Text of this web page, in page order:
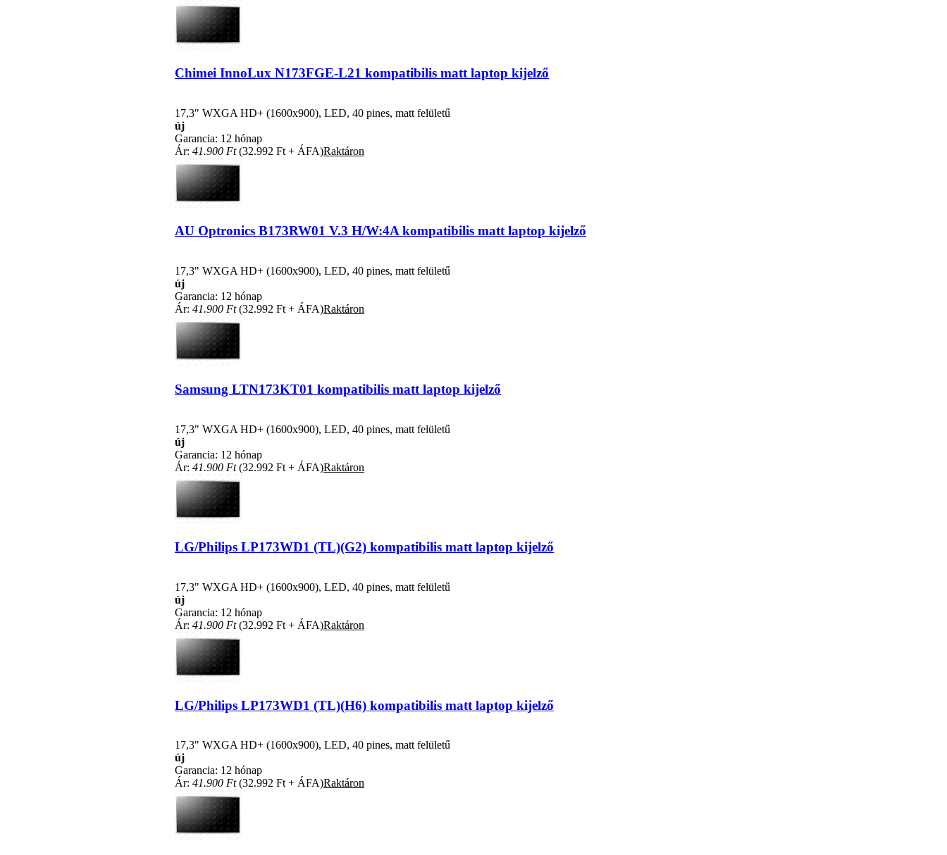
Chimei InnoLux N173FGE-L21 kompatibilis matt laptop kijelző
17,3" WXGA HD+ (1600x900), LED, 40 pines, matt felületű
új
Garancia: 12 hónap
Ár: 41.900 Ft(32.992 Ft + ÁFA)Raktáron
AU Optronics B173RW01 V.3 H/W:4A kompatibilis matt laptop kijelző
17,3" WXGA HD+ (1600x900), LED, 40 pines, matt felületű
új
Garancia: 12 hónap
Ár: 41.900 Ft(32.992 Ft + ÁFA)Raktáron
Samsung LTN173KT01 kompatibilis matt laptop kijelző
17,3" WXGA HD+ (1600x900), LED, 40 pines, matt felületű
új
Garancia: 12 hónap
Ár: 41.900 Ft(32.992 Ft + ÁFA)Raktáron
LG/Philips LP173WD1 (TL)(G2) kompatibilis matt laptop kijelző
17,3" WXGA HD+ (1600x900), LED, 40 pines, matt felületű
új
Garancia: 12 hónap
Ár: 41.900 Ft(32.992 Ft + ÁFA)Raktáron
LG/Philips LP173WD1 (TL)(H6) kompatibilis matt laptop kijelző
17,3" WXGA HD+ (1600x900), LED, 40 pines, matt felületű
új
Garancia: 12 hónap
Ár: 41.900 Ft(32.992 Ft + ÁFA)Raktáron